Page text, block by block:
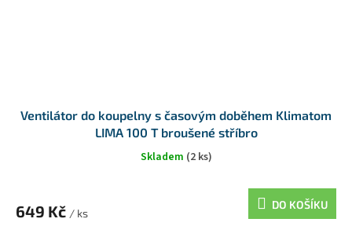
Ventilátor do koupelny s časovým doběhem Klimatom
LIMA 100 T broušené stříbro
Skladem (2 ks)
649 Kč / ks
DO KOŠÍKU